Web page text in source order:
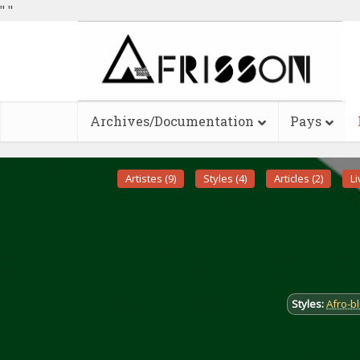
" "
Archives/Documentation Pays
Artistes (9) Styles (4) Articles (2)
Styles:Afro-